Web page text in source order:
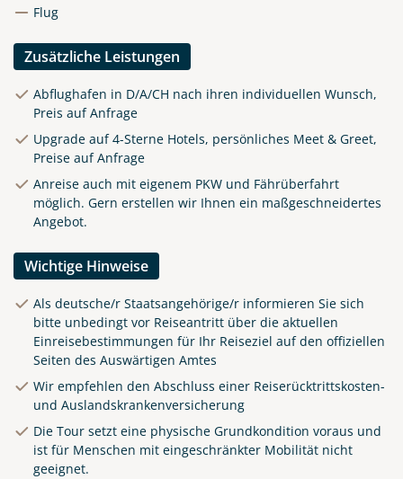
Clifden Harbour Co. Galway
Flug
Zusätzliche Leistungen
Abflughafen in D/A/CH nach ihren individuellen Wunsch,
Preis auf Anfrage
Upgrade auf 4-Sterne Hotels, persönliches Meet & Greet,
Preise auf Anfrage
Anreise auch mit eigenem PKW und Fährüberfahrt
möglich. Gern erstellen wir Ihnen ein maßgeschneidertes
Angebot.
Wichtige Hinweise
Als deutsche/r Staatsangehörige/r informieren Sie sich
bitte unbedingt vor Reiseantritt über die aktuellen
Einreisebestimmungen für Ihr Reiseziel auf den offiziellen
Seiten des Auswärtigen Amtes
Wir empfehlen den Abschluss einer Reiserücktrittskosten-
und Auslandskrankenversicherung
Die Tour setzt eine physische Grundkondition voraus und
ist für Menschen mit eingeschränkter Mobilität nicht
geeignet.